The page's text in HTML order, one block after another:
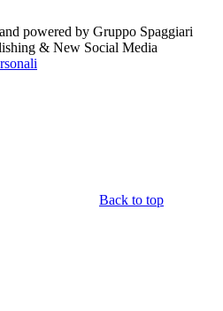
powered by Gruppo Spaggiari
& New Social Media
Back to top